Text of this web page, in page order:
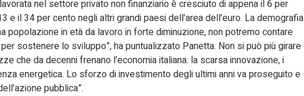
nel settore privato non finanziario è cresciuto di appena il 6 per
e il 34 per cento negli altri grandi paesi dell’area dell’euro. La demografia
popolazione in età da lavoro in forte diminuzione, non potremo contare
sostenere lo sviluppo”, ha puntualizzato Panetta. Non si può più girare
che da decenni frenano l’economia italiana: la scarsa innovazione, i
energetica. Lo sforzo di investimento degli ultimi anni va proseguito e
pubblica”.